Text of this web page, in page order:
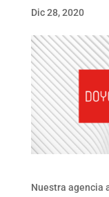
Dic 28, 2020
Nuestra agencia